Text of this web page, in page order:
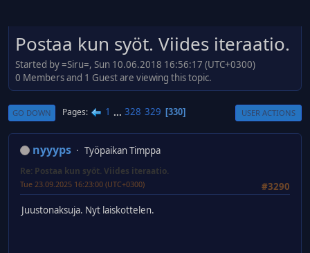
Postaa kun syöt. Viides iteraatio.
Started by =Siru=, Sun 10.06.2018 16:56:17 (UTC+0300)
0 Members and 1 Guest are viewing this topic.
GO DOWN Pages 1 ... 328 329 330 USER ACTIONS
nyyyps Työpaikan Timppa
Re: Postaa kun syöt. Viides iteraatio.
#3290
Tue 23.09.2025 16:23:00 (UTC+0300)
Juustonaksuja. Nyt laiskottelen.